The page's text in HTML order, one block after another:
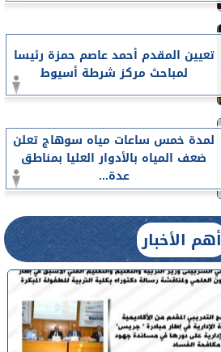
تعيين المقدم أحمد عاصم حمزة رئيسا
لمباحث مركز شرطة أسيوط
لمدة خمس ساعات مياه سوهاج تعلن
ضعف المياه بالأدوار العليا بمناطق
عدة...
أهم الأخبار